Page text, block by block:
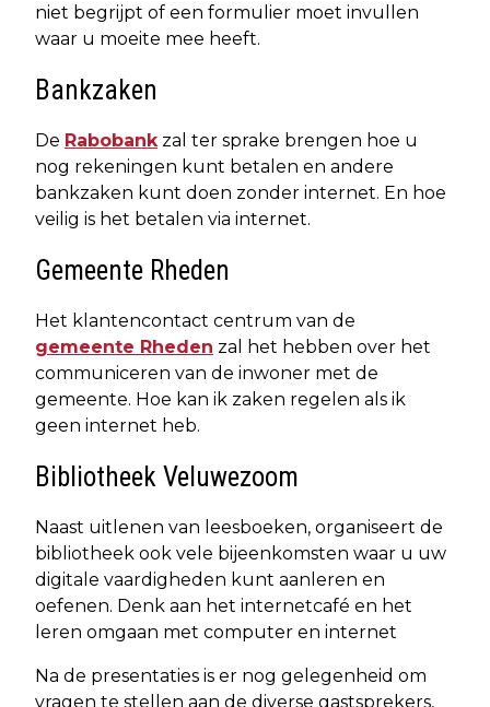
niet begrijpt of een formulier moet invullen
waar u moeite mee heeft.
Bankzaken
De Rabobankzal ter sprake brengen hoe u
nog rekeningen kunt betalen en andere
bankzaken kunt doen zonder internet. En hoe
veilig is het betalen via internet.
Gemeente Rheden
Het klantencontact centrum van de
gemeente Rheden zal het hebben over het
communiceren van de inwoner met de
gemeente. Hoe kan ik zaken regelen als ik
geen internet heb.
Bibliotheek Veluwezoom
Naast uitlenen van leesboeken, organiseert de
bibliotheek ook vele bijeenkomsten waar u uw
digitale vaardigheden kunt aanleren en
oefenen. Denk aan het internetcafé en het
leren omgaan met computer en internet
Na de presentaties is er nog gelegenheid om
vragen te stellen aan de diverse gastsprekers,